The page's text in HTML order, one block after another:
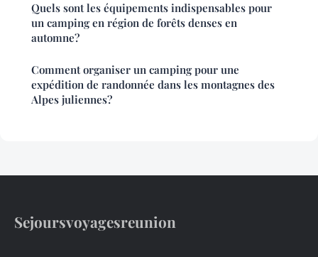
Quels sont les équipements indispensables pour
un camping en région de forêts denses en
automne?
Comment organiser un camping pour une
expédition de randonnée dans les montagnes des
Alpes juliennes?
Sejoursvoyagesreunion